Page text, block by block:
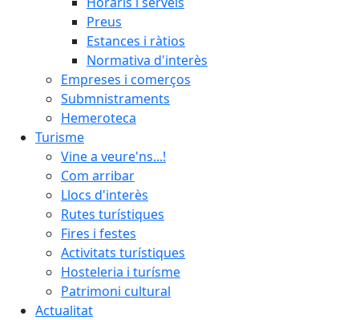
Preus
Estances i ràtios
Normativa d'interès
Empreses i comerços
Submnistraments
Hemeroteca
Turisme
Vine a veure'ns...!
Com arribar
Llocs d'interès
Rutes turístiques
Fires i festes
Activitats turístiques
Hosteleria i turísme
Patrimoni cultural
Actualitat